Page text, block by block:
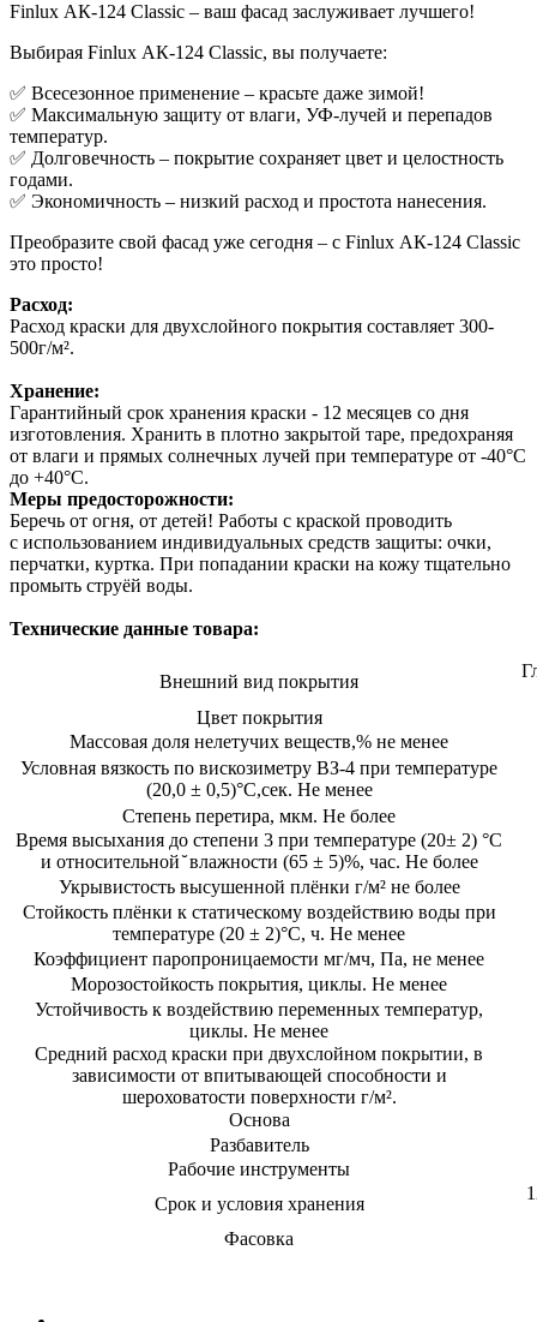
Finlux АК-124 Classic – ваш фасад заслуживает лучшего!
Выбирая Finlux АК-124 Classic, вы получаете:
✅ Всесезонное применение – красьте даже зимой!
✅ Максимальную защиту от влаги, УФ-лучей и перепадов
температур.
✅ Долговечность – покрытие сохраняет цвет и целостность
годами.
✅ Экономичность – низкий расход и простота нанесения.
Преобразите свой фасад уже сегодня – с Finlux АК-124 Classic
это просто!
Расход:
Расход краски для двухслойного покрытия составляет 300-
500г/м².
Хранение:
Гарантийный срок хранения краски - 12 месяцев со дня
изготовления. Хранить в плотно закрытой таре, предохраняя
от влаги и прямых солнечных лучей при температуре от -40°С
до +40°С.
Меры предосторожности:
Беречь от огня, от детей! Работы с краской проводить
с использованием индивидуальных средств защиты: очки,
перчатки, куртка. При попадании краски на кожу тщательно
промыть струёй воды.
Технические данные товара:
Внешний вид покрытия
Цвет покрытия
Массовая доля нелетучих веществ,% не менее
Условная вязкость по вискозиметру ВЗ-4 при температуре
(20,0 ± 0,5)°C,сек. Не менее
Степень перетира, мкм. Не более
Время высыхания до степени 3 при температуре (20± 2) °C
и относительной ̆ влажности (65 ± 5)%, час. Не более
Укрывистость высушенной плёнки г/м² не более
Стойкость плёнки к статическому воздействию воды при
температуре (20 ± 2)°C, ч. Не менее
Коэффициент паропроницаемости мг/мч, Па, не менее
Морозостойкость покрытия, циклы. Не менее
Устойчивость к воздействию переменных температур,
циклы. Не менее
Средний расход краски при двухслойном покрытии, в
зависимости от впитывающей способности и
шероховатости поверхности г/м².
Основа
Разбавитель
Рабочие инструменты
Срок и условия хранения
Фасовка